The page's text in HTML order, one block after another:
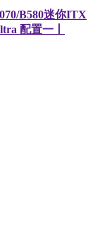
B580迷你ITX
配置一丨